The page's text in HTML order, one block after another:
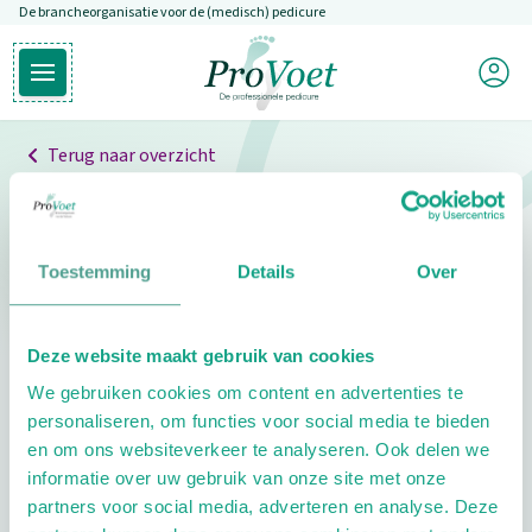
Toestemming Details Over
Deze website maakt gebruik van cookies
We gebruiken cookies om content en advertenties te
personaliseren, om functies voor social media te bieden
en om ons websiteverkeer te analyseren. Ook delen we
informatie over uw gebruik van onze site met onze
partners voor social media, adverteren en analyse. Deze
Overslaan en naar de inhoud gaan
De brancheorganisatie voor de (medisch) pedicure
Open hoofdmenu
Ga naar de homepagina
Mijn
Terug naar overzicht
Professionals
Pedicure niet gevonden
pedicure.